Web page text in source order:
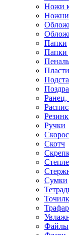
Ножи
Папки
Папки
Ручки
Скотч
Сумки
Файлы